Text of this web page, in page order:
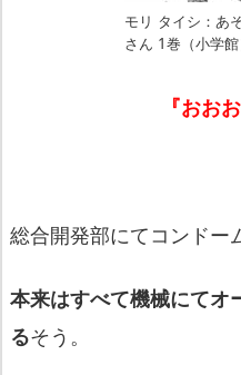
モリ タイシ：あ
さん 1巻（小学館
『おお
総合開発部にてコンドー
本来はすべて機械にてオ
るそう。